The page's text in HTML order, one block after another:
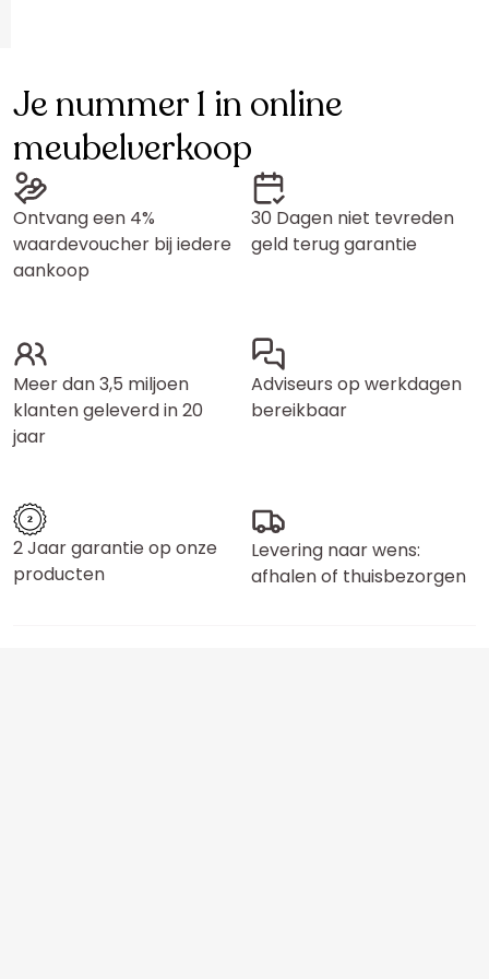
Je nummer 1 in online
meubelverkoop
Ontvang een 4%
waardevoucher bij iedere
aankoop
30 Dagen niet tevreden
geld terug garantie
Meer dan 3,5 miljoen
klanten geleverd in 20
jaar
Adviseurs op werkdagen
bereikbaar
2 Jaar garantie op onze
producten
Levering naar wens:
afhalen of thuisbezorgen